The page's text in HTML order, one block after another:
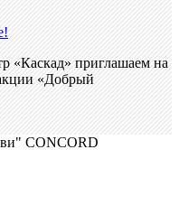
«Каскад» приглашаем на
«Добрый
CONCORD